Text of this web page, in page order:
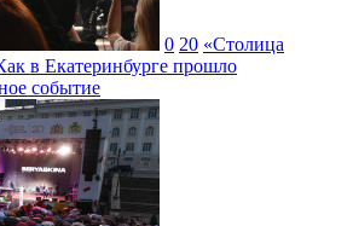
0 20 «Столица
в Екатеринбурге прошло
событие